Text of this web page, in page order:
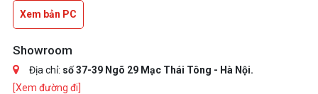
Xem bản PC
Showroom
Địa chỉ: số 37-39 Ngõ 29 Mạc Thái Tông - Hà Nội.
[Xem đường đi]